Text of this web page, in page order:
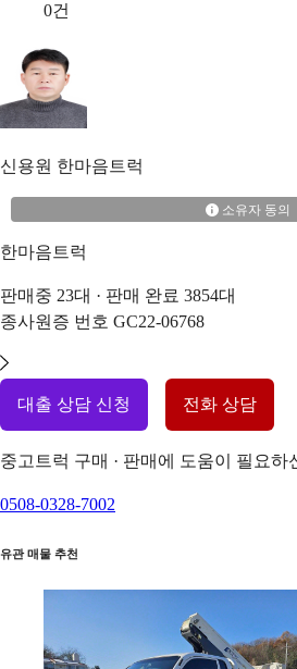
0건
신용원 한마음트럭
소유자 동의
한마음트럭
판매중 23대 · 판매 완료 3854대
종사원증 번호 GC22-06768
대출 상담 신청 전화 상담
중고트럭 구매 · 판매에 도움이 필요하
0508-0328-7002
유관 매물 추천